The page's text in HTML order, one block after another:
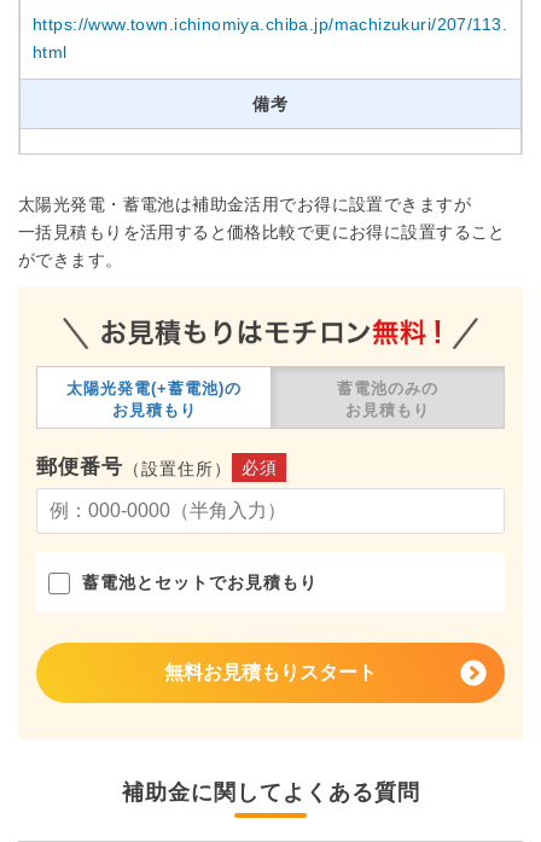
https://www.town.ichinomiya.chiba.jp/machizukuri/207/113.
html
備考
太陽光発電・蓄電池は補助金活用でお得に設置できますが
一括見積もりを活用すると価格比較で更にお得に設置すること
ができます。
太陽光発電(+蓄電池)の
お見積もり
蓄電池のみの
お見積もり
郵便番号 （設置住所） 必須
蓄電池とセットでお見積もり
無料お見積もりスタート
補助金に関してよくある質問